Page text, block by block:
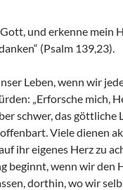
und erkenne mein
(Psalm 139,23).
Leben, wenn wir
„Erforsche mich,
schwer, das göttliche
Viele dienen
ihr eigenes Herz zu
beginnt, wenn wir den
dorthin, wo wir